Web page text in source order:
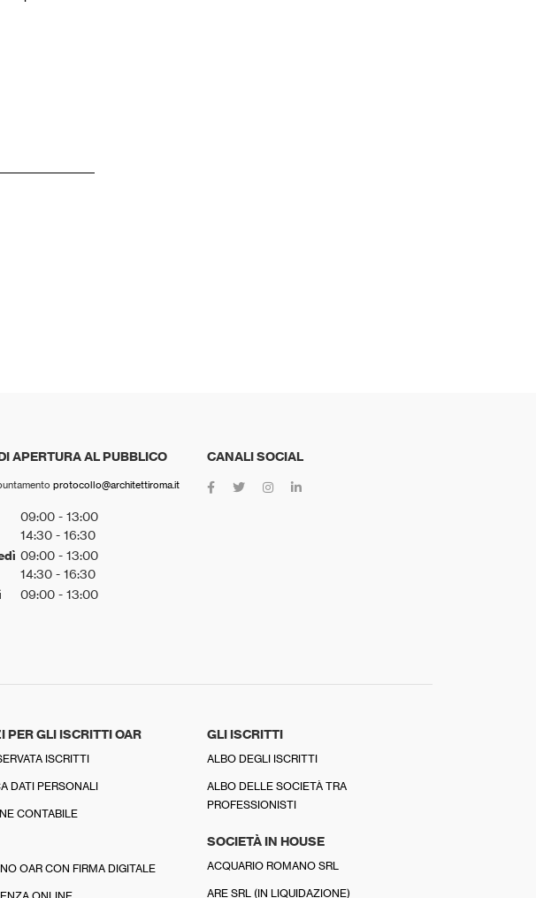
APERTURA AL PUBBLICO
protocollo@architettiroma.it
09:00 - 13:00
14:30 - 16:30
09:00 - 13:00
14:30 - 16:30
09:00 - 13:00
CANALI SOCIAL
PER GLI ISCRITTI OAR
ISCRITTI
DATI PERSONALI
CONTABILE
OAR CON FIRMA DIGITALE
GLI ISCRITTI
ALBO DEGLI ISCRITTI
ALBO DELLE SOCIETÀ TRA
PROFESSIONISTI
SOCIETÀ IN HOUSE
ACQUARIO ROMANO SRL
ARE SRL (IN LIQUIDAZIONE)